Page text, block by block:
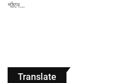
গঠনে…
Translate